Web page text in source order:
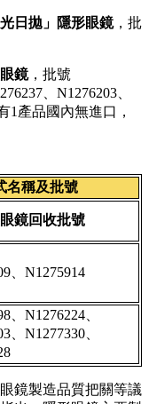
日拋」隱形眼鏡，批
鏡，批號
、N1276203、
1產品國內無進口，
名稱及批號
鏡回收批號
、N1275914
、N1276224、
、N1277330、
鏡製造品質把關等議